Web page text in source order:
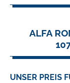
ALFA
UNSER PREIS